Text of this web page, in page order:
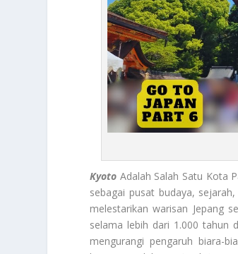
Kyoto Adalah Salah Satu Kota
sebagai pusat budaya,
melestarikan warisan Jepang
selama lebih dari 1.000 tahun
mengurangi pengaruh biara-